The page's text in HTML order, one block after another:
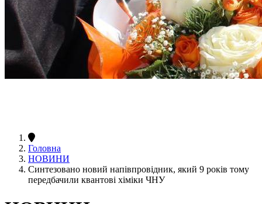
Головна
НОВИНИ
Синтезовано новий напівпровідник, який 9 років тому
передбачили квантові хіміки ЧНУ